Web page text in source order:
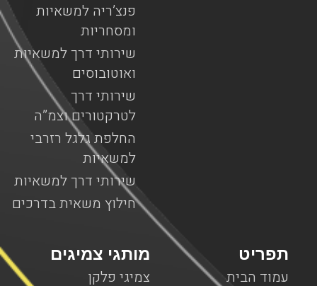
פנצ’ריה למשאיות
ומסחריות
שירותי דרך למשאיות
ואוטובוסים
שירותי דרך
לטרקטורים וצמ”ה
החלפת גלגל רזרבי
למשאיות
שירותי דרך למשאיות
חילוץ משאית בדרכים
מותגי צמיגים
צמיגי פלקן
תפריט
עמוד הבית